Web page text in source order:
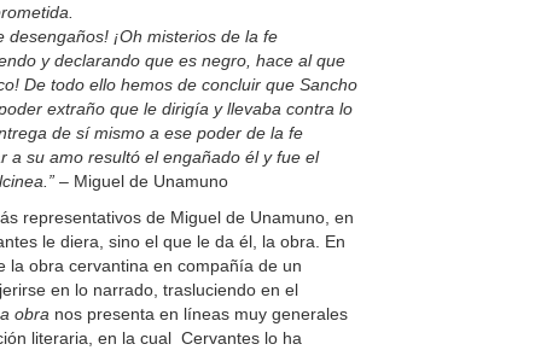
¡Oh misterios de la fe
y declarando que es negro, hace al que
De todo ello hemos de concluir que Sancho
extraño que le dirigía y llevaba contra lo
de sí mismo a ese poder de la fe
a su amo resultó el engañado él y fue el
– Miguel de Unamuno
representativos de Miguel de Unamuno, en
le diera, sino el que le da él, la obra. En
la obra cervantina en compañía de un
en lo narrado, trasluciendo en el
obra nos presenta en líneas muy generales
literaria, en la cual Cervantes lo ha